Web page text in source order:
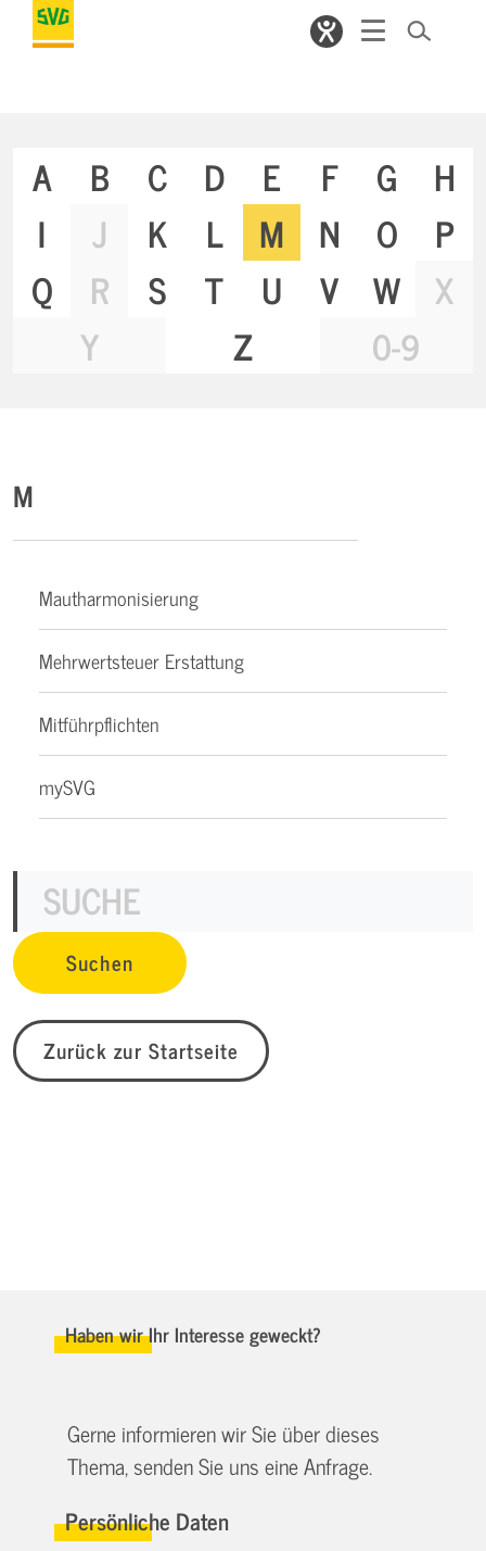
A B C D E F G
H
I
J K L M N O
P
Q
R S T U V W
X
Y
Z 0-9
M
Mautharmonisierung
Mehrwertsteuer Erstattung
Mitführpflichten
mySVG
Zurück zur Startseite
Haben wir Ihr Interesse geweckt?
Gerne informieren wir Sie über dieses
Thema, senden Sie uns eine Anfrage.
Persönliche Daten